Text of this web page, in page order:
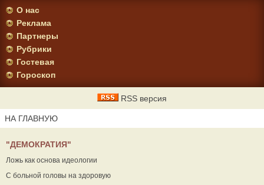
О нас
Реклама
Партнеры
Рубрики
Гостевая
Гороскоп
RSS версия
НА ГЛАВНУЮ
"ДЕМОКРАТИЯ"
Ложь как основа идеологии
С больной головы на здоровую